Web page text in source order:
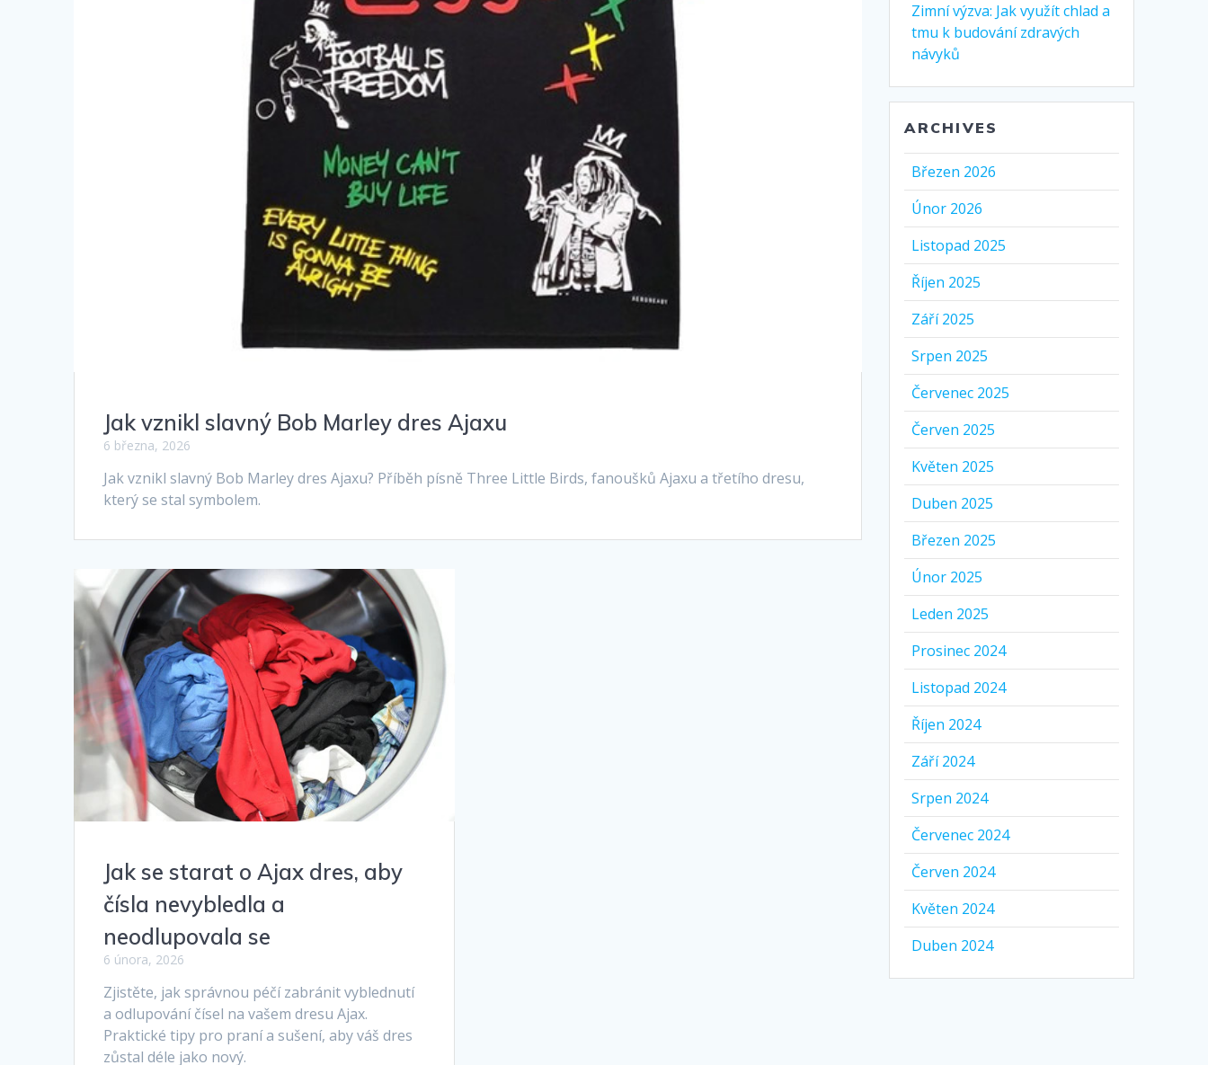
Jak vznikl slavný Bob Marley dres Ajaxu
6 března, 2026
Jak vznikl slavný Bob Marley dres Ajaxu? Příběh písně Three Little Birds, fanoušků Ajaxu a třetího dresu,
který se stal symbolem.
Jak se starat o Ajax dres, aby
čísla nevybledla a
neodlupovala se
6 února, 2026
Zjistěte, jak správnou péčí zabránit vyblednutí
a odlupování čísel na vašem dresu Ajax.
Praktické tipy pro praní a sušení, aby váš dres
zůstal déle jako nový.
Zimní výzva: Jak využít chlad a
tmu k budování zdravých
návyků
ARCHIVES
Březen 2026
Únor 2026
Listopad 2025
Říjen 2025
Září 2025
Srpen 2025
Červenec 2025
Červen 2025
Květen 2025
Duben 2025
Březen 2025
Únor 2025
Leden 2025
Prosinec 2024
Listopad 2024
Říjen 2024
Září 2024
Srpen 2024
Červenec 2024
Červen 2024
Květen 2024
Duben 2024